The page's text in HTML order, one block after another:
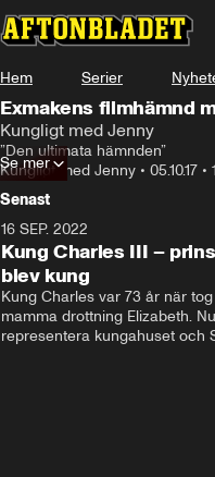
Hem Serier
Exmakens filmhämnd
Kungligt med Jenny
”Den ultimata hämnden”
Kungligt med Jenny • 05.10.17 •
Se mer
Senast
16 SEP. 2022
Kung Charles III –
blev kung
Kung Charles var 73 år när
mamma drottning Elizabeth.
representera kungahuset och